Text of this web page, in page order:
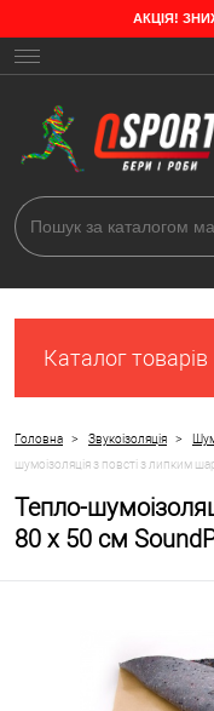
АКЦІЯ!
Каталог товарів
Головна > Звукоізоляція >
шумоізоляція з повсті з липким
Тепло-
80 х 50 см